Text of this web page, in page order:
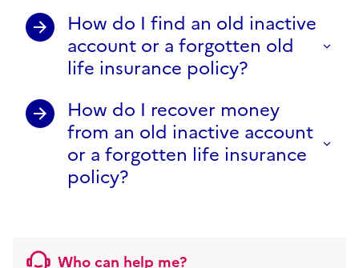
How do I find an old inactive
account or a forgotten old
life insurance policy?
How do I recover money
from an old inactive account
or a forgotten life insurance
policy?
Who can help me?